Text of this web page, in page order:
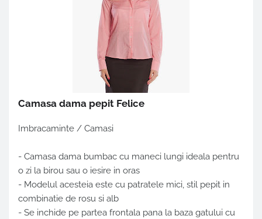
Camasa dama pepit Felice
Imbracaminte / Camasi
- Camasa dama bumbac cu maneci lungi ideala pentru
o zi la birou sau o iesire in oras
- Modelul acesteia este cu patratele mici, stil pepit in
combinatie de rosu si alb
- Se inchide pe partea frontala pana la baza gatului cu